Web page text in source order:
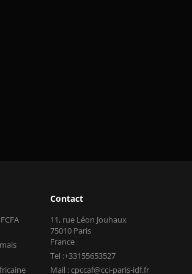
Contact
11, rue Léon Jouhaux
75010 Paris
France
Tel :+33155653527
Mail : cpccaf@cci-paris-idf.fr